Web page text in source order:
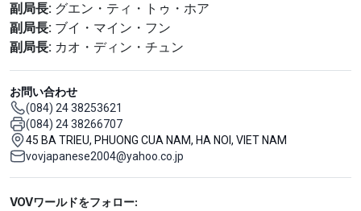
副局長: グエン・ティ・トゥ・ホア
副局長: ブイ・マイン・フン
副局長: カオ・ディン・チュン
お問い合わせ
(084) 24 38253621
(084) 24 38266707
45 BA TRIEU, PHUONG CUA NAM, HA NOI, VIET NAM
vovjapanese2004@yahoo.co.jp
Mạng xã hội
VOVワールドをフォロー: